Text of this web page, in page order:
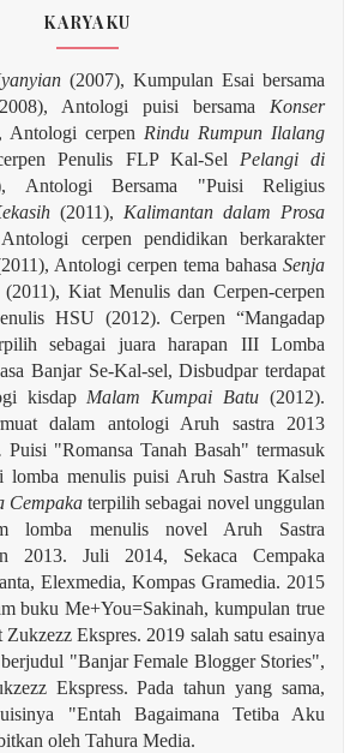
KARYAKU
(2007), Kumpulan Esai bersama
Antologi puisi bersama Konser
Antologi cerpen Rindu Rumpun Ilalang
Penulis FLP Kal-Sel Pelangi di
Antologi Bersama "Puisi Religius
(2011), Kalimantan dalam Prosa
cerpen pendidikan berkarakter
Antologi cerpen tema bahasa Senja
(2011), Kiat Menulis dan Cerpen-cerpen
HSU (2012). Cerpen “Mangadap
sebagai juara harapan III Lomba
Banjar Se-Kal-sel, Disbudpar terdapat
kisdap Malam Kumpai Batu (2012).
dalam antologi Aruh sastra 2013
Puisi "Romansa Tanah Basah" termasuk
lomba menulis puisi Aruh Sastra Kalsel
Cempakaterpilih sebagai novel unggulan
lomba menulis novel Aruh Sastra
2013. Juli 2014, Sekaca Cempaka
Elexmedia, Kompas Gramedia. 2015
buku Me+You=Sakinah, kumpulan true
Zukzezz Ekspres. 2019 salah satu esainya
"Banjar Female Blogger Stories",
Ekspress. Pada tahun yang sama,
"Entah Bagaimana Tetiba Aku
oleh Tahura Media.